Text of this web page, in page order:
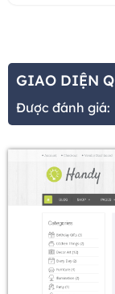
GIAO DIỆN
Được đánh giá: